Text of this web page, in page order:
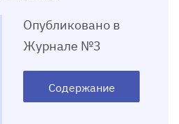
Опубликовано в
Журнале №3
Содержание